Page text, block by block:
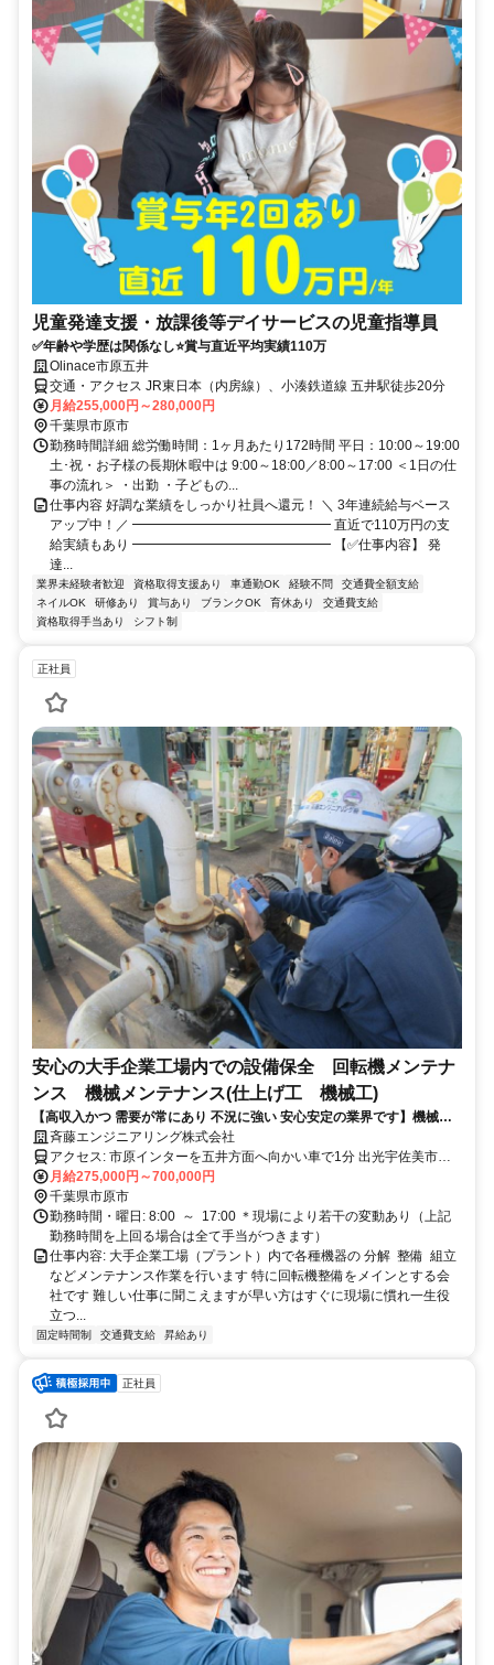
児童発達支援・放課後等デイサービスの児童指導員
✅年齢や学歴は関係なし⭐賞与直近平均実績110万
Olinace市原五井
交通・アクセス JR東日本（内房線）、小湊鉄道線 五井駅徒歩20分
月給255,000円～280,000円
千葉県市原市
勤務時間詳細 総労働時間：1ヶ月あたり172時間 平日：10:00～19:00
土･祝・お子様の長期休暇中は 9:00～18:00／8:00～17:00 ＜1日の仕
事の流れ＞ ・出勤 ・子どもの...
仕事内容 好調な業績をしっかり社員へ還元！ ＼ 3年連続給与ベース
アップ中！／ ━━━━━━━━━━━━━━━ 直近で110万円の支
給実績もあり ━━━━━━━━━━━━━━━ 【✅仕事内容】 発
達...
業界未経験者歓迎 資格取得支援あり 車通勤OK 経験不問
交通費全額支給
ネイルOK
研修あり 賞与あり ブランクOK 育休あり
交通費支給
資格取得手当あり
シフト制
正社員
安心の大手企業工場内での設備保全 回転機メンテナ
ンス 機械メンテナンス(仕上げ工 機械工)
【高収入かつ 需要が常にあり 不況に強い 安心安定の業界です】機械い
じりが好きな方や未経験者歓迎！経験者は優遇いたします（給与面相談
可） ずっと体を使って現場作業ではなく経験や能力に合わせて適切
なポジション（技術指導や現場管理など）をご用意いたしますので年齢
を重ねても活躍する事が可能です。また、退職金が必ずもらえる建設業
退職金共済に加入しておりますので退職後も安心です。
斉藤エンジニアリング株式会社
アクセス: 市原インターを五井方面へ向かい車で1分 出光宇佐美市原
インターSS 297号店となり ローソン市原インター 297号店斜め向か
い
月給275,000円～700,000円
千葉県市原市
勤務時間・曜日: 8:00 ～ 17:00 ＊現場により若干の変動あり（上記
勤務時間を上回る場合は全て手当がつきます）
仕事内容: 大手企業工場（プラント）内で各種機器の 分解 整備 組立
などメンテナンス作業を行います 特に回転機整備をメインとする会
社です 難しい仕事に聞こえますが早い方はすぐに現場に慣れ一生役
立つ...
固定時間制 交通費支給 昇給あり
正社員